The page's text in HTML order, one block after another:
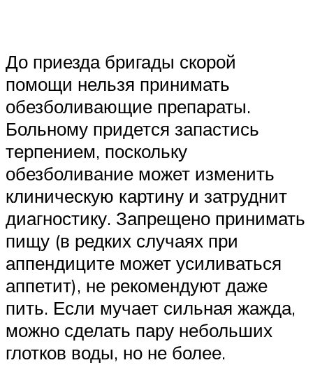
До приезда бригады скорой
помощи нельзя принимать
обезболивающие препараты.
Больному придется запастись
терпением, поскольку
обезболивание может изменить
клиническую картину и затруднит
диагностику. Запрещено принимать
пищу (в редких случаях при
аппендиците может усиливаться
аппетит), не рекомендуют даже
пить. Если мучает сильная жажда,
можно сделать пару небольших
глотков воды, но не более.